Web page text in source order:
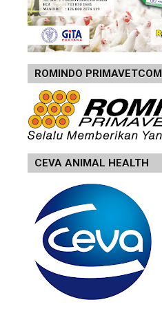
ROMINDO PRIMAVETCOM
CEVA ANIMAL HEALTH